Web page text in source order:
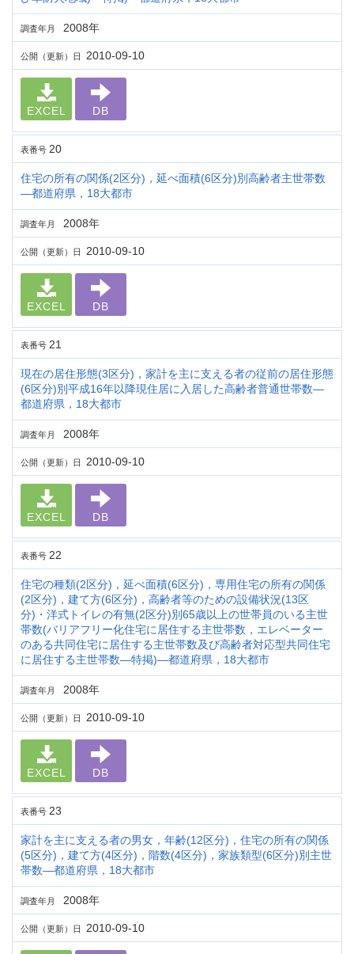
調査年月 2008年
公開（更新）日 2010-09-10
EXCEL DB
表番号 20
住宅の所有の関係(2区分)，延べ面積(6区分)別高齢者主世帯数
―都道府県，18大都市
調査年月 2008年
公開（更新）日 2010-09-10
EXCEL DB
表番号 21
現在の居住形態(3区分)，家計を主に支える者の従前の居住形態
(6区分)別平成16年以降現住居に入居した高齢者普通世帯数―
都道府県，18大都市
調査年月 2008年
公開（更新）日 2010-09-10
EXCEL DB
表番号 22
住宅の種類(2区分)，延べ面積(6区分)，専用住宅の所有の関係
(2区分)，建て方(6区分)，高齢者等のための設備状況(13区
分)・洋式トイレの有無(2区分)別65歳以上の世帯員のいる主世
帯数(バリアフリー化住宅に居住する主世帯数，エレベーター
のある共同住宅に居住する主世帯数及び高齢者対応型共同住宅
に居住する主世帯数―特掲)―都道府県，18大都市
調査年月 2008年
公開（更新）日 2010-09-10
EXCEL DB
表番号 23
家計を主に支える者の男女，年齢(12区分)，住宅の所有の関係
(5区分)，建て方(4区分)，階数(4区分)，家族類型(6区分)別主世
帯数―都道府県，18大都市
調査年月 2008年
公開（更新）日 2010-09-10